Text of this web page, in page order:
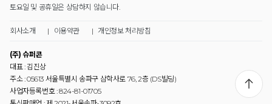
토요일 및 공휴일은 상담하지 않습니다.
회사소개 | 이용약관 | 개인정보 처리방침
(주) 슈퍼콘
대표 : 김진상
주소 : 05613 서울특별시 송파구 삼학사로 76, 2층 (DS빌딩)
사업자등록번호 : 824-81-01705